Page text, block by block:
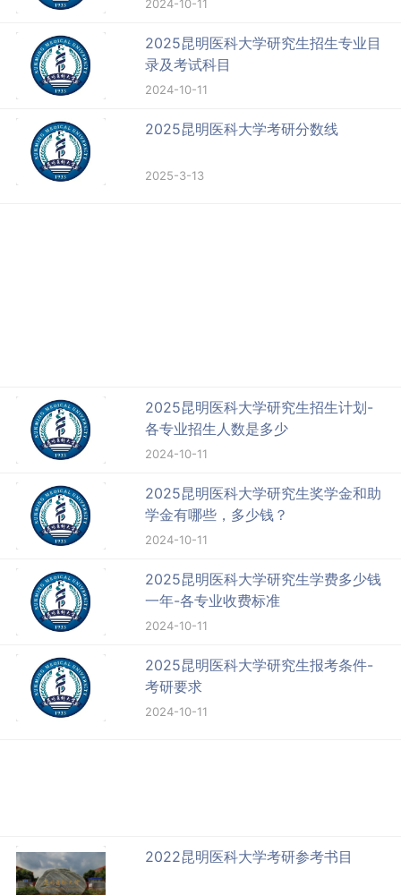
2024-10-11
2025昆明医科大学研究生招生专业目
录及考试科目
2024-10-11
2025昆明医科大学考研分数线
2025-3-13
2025昆明医科大学研究生招生计划-
各专业招生人数是多少
2024-10-11
2025昆明医科大学研究生奖学金和助
学金有哪些，多少钱？
2024-10-11
2025昆明医科大学研究生学费多少钱
一年-各专业收费标准
2024-10-11
2025昆明医科大学研究生报考条件-
考研要求
2024-10-11
2022昆明医科大学考研参考书目